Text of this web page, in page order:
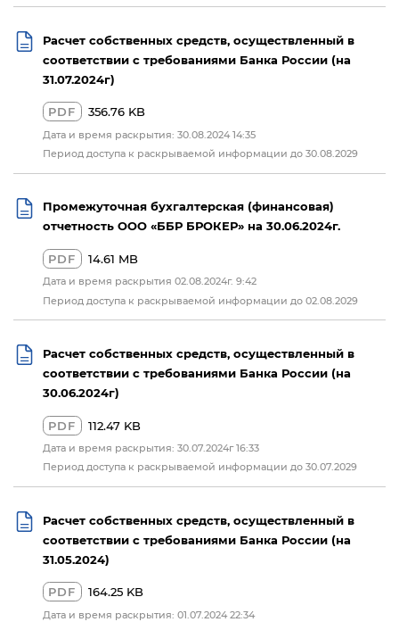
Расчет собственных средств, осуществленный в
соответствии с требованиями Банка России (на
31.07.2024г)
PDF 356.76 KB
Дата и время раскрытия: 30.08.2024 14:35
Период доступа к раскрываемой информации до 30.08.2029
Промежуточная бухгалтерская (финансовая)
отчетность ООО «ББР БРОКЕР» на 30.06.2024г.
PDF 14.61 MB
Дата и время раскрытия 02.08.2024г. 9:42
Период доступа к раскрываемой информации до 02.08.2029
Расчет собственных средств, осуществленный в
соответствии с требованиями Банка России (на
30.06.2024г)
PDF 112.47 KB
Дата и время раскрытия: 30.07.2024г 16:33
Период доступа к раскрываемой информации до 30.07.2029
Расчет собственных средств, осуществленный в
соответствии с требованиями Банка России (на
31.05.2024)
PDF 164.25 KB
Дата и время раскрытия: 01.07.2024 22:34